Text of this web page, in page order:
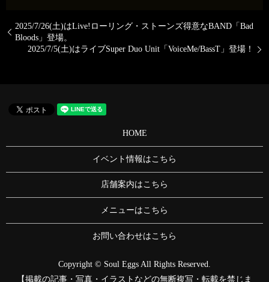
2025/7/26(土)はLive!ローリング・ストーンズ得意なBAND「Bad
Bloods」登場。
2025/7/5(土)はライブSuper Duo Unit「VoiceMe/BassT」登場！
HOME
イベント情報はこちら
店舗案内はこちら
メニューはこちら
お問い合わせはこちら
Copyright © Soul Eggs All Rights Reserved.
【掲載の記事・写真・イラストなどの無断複写・転載を禁じま